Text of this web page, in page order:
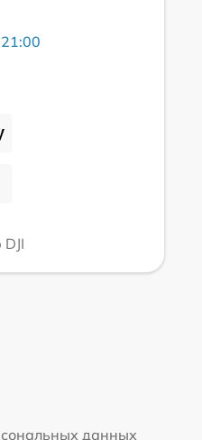
данных